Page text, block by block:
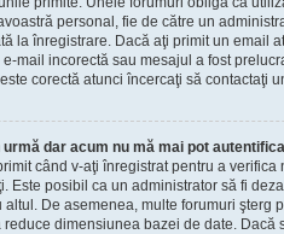
personal, fie de către un
la înregistrare. Dacă aţi primit un email
mail incorectă sau mesajul a fost
corectă atunci încercaţi să contactaţi
dar acum nu mă mai pot
când v-aţi înregistrat pentru a
Este posibil ca un administrator să fi
De asemenea, multe forumuri şterg
dimensiunea bazei de date. Dacă